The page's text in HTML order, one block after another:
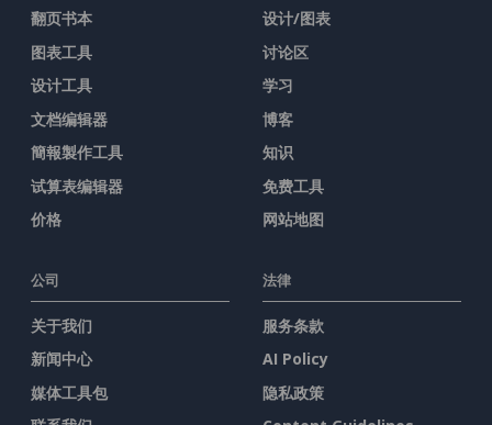
翻页书本
图表工具
设计工具
文档编辑器
簡報製作工具
试算表编辑器
价格
设计/图表
讨论区
学习
博客
知识
免费工具
网站地图
公司
关于我们
新闻中心
媒体工具包
法律
服务条款
AI Policy
隐私政策